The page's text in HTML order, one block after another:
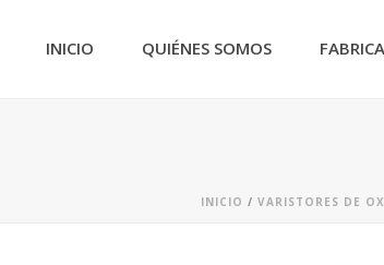
INICIO QUIÉNES SOMOS
INICIO / VARISTORES DE